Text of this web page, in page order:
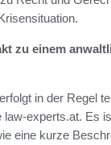
zu einem
in der Regel
law-experts.at. Es
eine kurze